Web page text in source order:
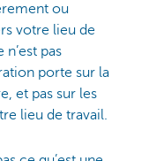
ou
votre lieu de
pas
porte sur la
et pas sur les
lieu de travail.